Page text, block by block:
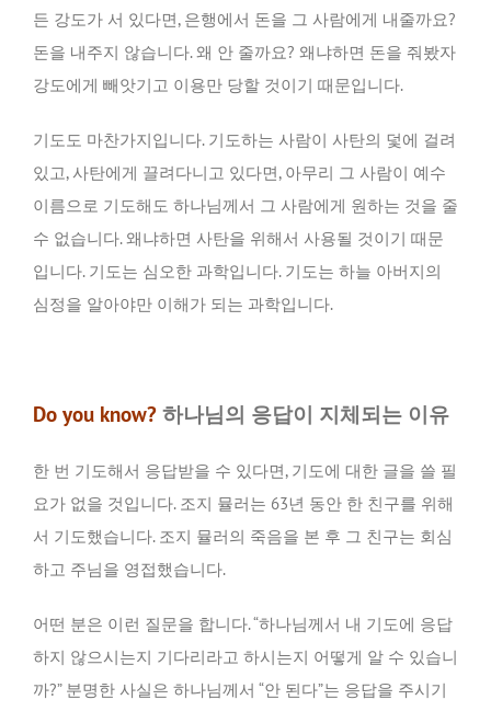
든 강도가 서 있다면, 은행에서 돈을 그 사람에게 내줄까요?
돈을 내주지 않습니다. 왜 안 줄까요? 왜냐하면 돈을 줘봤자
강도에게 빼앗기고 이용만 당할 것이기 때문입니다.
기도도 마찬가지입니다. 기도하는 사람이 사탄의 덫에 걸려
있고, 사탄에게 끌려다니고 있다면, 아무리 그 사람이 예수
이름으로 기도해도 하나님께서 그 사람에게 원하는 것을 줄
수 없습니다. 왜냐하면 사탄을 위해서 사용될 것이기 때문
입니다. 기도는 심오한 과학입니다. 기도는 하늘 아버지의
심정을 알아야만 이해가 되는 과학입니다.
Do you know? 하나님의 응답이 지체되는 이유
한 번 기도해서 응답받을 수 있다면, 기도에 대한 글을 쓸 필
요가 없을 것입니다. 조지 뮬러는 63년 동안 한 친구를 위해
서 기도했습니다. 조지 뮬러의 죽음을 본 후 그 친구는 회심
하고 주님을 영접했습니다.
어떤 분은 이런 질문을 합니다. “하나님께서 내 기도에 응답
하지 않으시는지 기다리라고 하시는지 어떻게 알 수 있습니
까?” 분명한 사실은 하나님께서 “안 된다”는 응답을 주시기